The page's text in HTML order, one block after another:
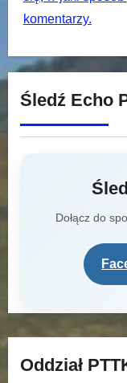
komentarzy.
Śledź Echo
Dołącz do
Oddział